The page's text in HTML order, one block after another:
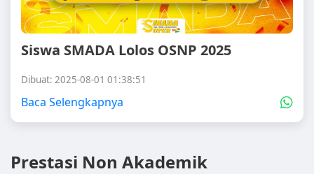
Siswa SMADA Lolos OSNP 2025
Dibuat: 2025-08-01 01:38:51
Baca Selengkapnya
Prestasi Non Akademik